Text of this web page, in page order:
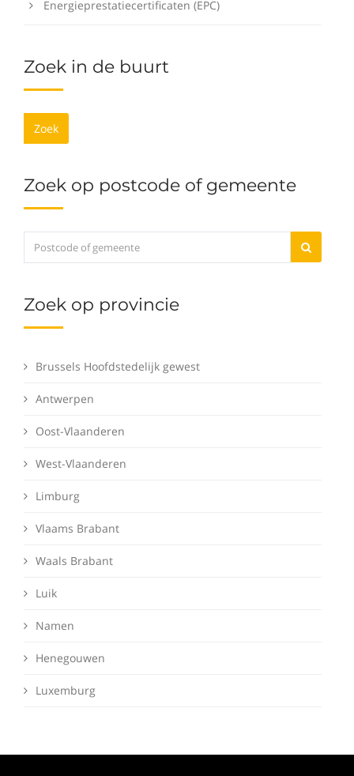
Energieprestatiecertificaten (EPC)
Zoek in de buurt
Zoek
Zoek op postcode of gemeente
Zoek op provincie
Brussels Hoofdstedelijk gewest
Antwerpen
Oost-Vlaanderen
West-Vlaanderen
Limburg
Vlaams Brabant
Waals Brabant
Luik
Namen
Henegouwen
Luxemburg